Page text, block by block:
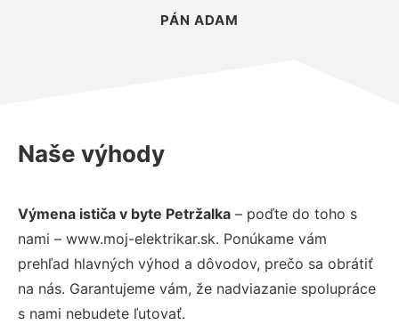
PÁN ADAM
Naše výhody
Výmena ističa v byte Petržalka – poďte do toho s
nami – www.moj-elektrikar.sk. Ponúkame vám
prehľad hlavných výhod a dôvodov, prečo sa obrátiť
na nás. Garantujeme vám, že nadviazanie spolupráce
s nami nebudete ľutovať.